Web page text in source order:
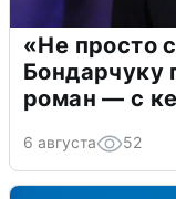
«Не просто
Бондарчуку
роман — с
6 августа 52